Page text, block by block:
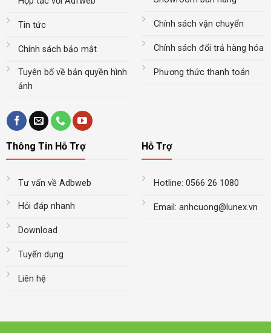
Tin tức
Chính sách bảo mật
Tuyên bố về bản quyền hình
ảnh
Chính sách vận chuyển
Chính sách đổi trả hàng hóa
Phương thức thanh toán
Thông Tin Hỗ Trợ
Tư vấn về Adbweb
Hỏi đáp nhanh
Download
Tuyển dụng
Liên hệ
Hỗ Trợ
Hotline: 0566 26 1080
Email: anhcuong@lunex.vn